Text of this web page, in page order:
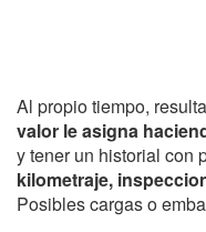
Al propio tiempo,
valor le asigna
y tener un historial con
kilometraje,
Posibles cargas o